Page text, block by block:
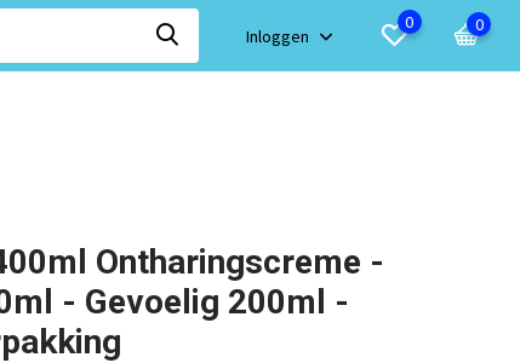
Inloggen
0 0
Ontharingscreme -
- Gevoelig 200ml -